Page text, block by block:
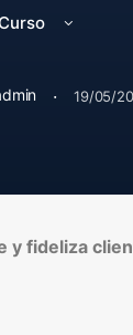
· 19/05/
y fideliza